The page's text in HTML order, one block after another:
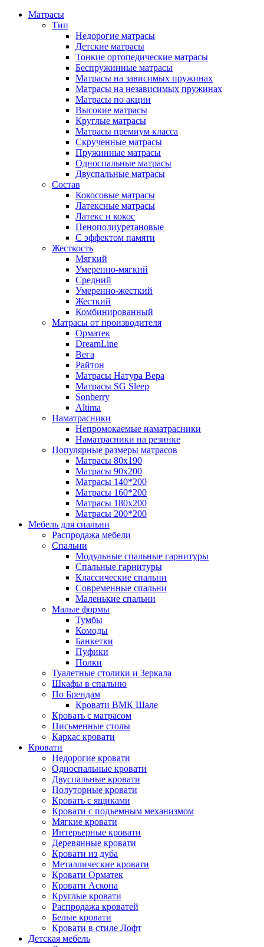
Матрасы
Тип
Недорогие матрасы
Детские матрасы
Тонкие ортопедические матрасы
Беспружинные матрасы
Матрасы на зависимых пружинах
Матрасы на независимых пружинах
Матрасы по акции
Высокие матрасы
Круглые матрасы
Матрасы премиум класса
Скрученные матрасы
Пружинные матрасы
Односпальные матрасы
Двуспальные матрасы
Состав
Кокосовые матрасы
Латексные матрасы
Латекс и кокос
Пенополиуретановые
С эффектом памяти
Жесткость
Мягкий
Умеренно-мягкий
Средний
Умеренно-жесткий
Жесткий
Комбинированный
Матрасы от производителя
Орматек
DreamLine
Вега
Райтон
Матрасы Натура Вера
Матрасы SG Sleep
Sonberry
Altima
Наматрасники
Непромокаемые наматрасники
Наматрасники на резинке
Популярные размеры матрасов
Матрасы 80x190
Матрасы 90x200
Матрасы 140*200
Матрасы 160*200
Матрасы 180x200
Матрасы 200*200
Мебель для спальни
Распродажа мебели
Спальни
Модульные спальные гарнитуры
Спальные гарнитуры
Классические спальни
Современные спальни
Маленькие спальни
Малые формы
Тумбы
Комоды
Банкетки
Пуфики
Полки
Туалетные столики и Зеркала
Шкафы в спальню
По Брендам
Кровати ВМК Шале
Кровать с матрасом
Письменные столы
Каркас кровати
Кровати
Недорогие кровати
Односпальные кровати
Двуспальные кровати
Полуторные кровати
Кровать с ящиками
Кровати с подъемным механизмом
Мягкие кровати
Интерьерные кровати
Деревянные кровати
Кровати из дуба
Металлические кровати
Кровати Орматек
Кровати Аскона
Круглые кровати
Распродажа кроватей
Белые кровати
Кровати в стиле Лофт
Детская мебель